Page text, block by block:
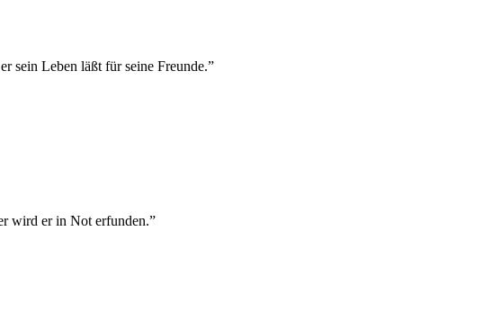
sein Leben läßt für seine Freunde.”
wird er in Not erfunden.”